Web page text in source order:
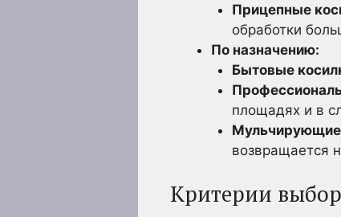
Прицепные
обработки
По назначению:
Бытовые
площадях и в
Мульчирующие
возвращается
Критерии